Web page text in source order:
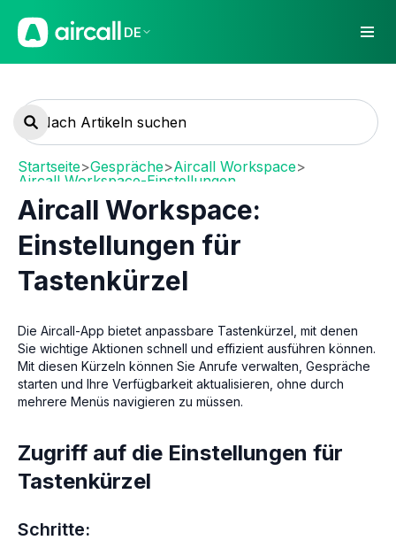
DE
Startseite>Gespräche>Aircall Workspace>
Aircall Workspace-Einstellungen
Aircall Workspace:
Einstellungen für
Tastenkürzel
Die Aircall-App bietet anpassbare Tastenkürzel, mit denen
Sie wichtige Aktionen schnell und effizient ausführen können.
Mit diesen Kürzeln können Sie Anrufe verwalten, Gespräche
starten und Ihre Verfügbarkeit aktualisieren, ohne durch
mehrere Menüs navigieren zu müssen.
Zugriff auf die Einstellungen für
Tastenkürzel
Schritte: